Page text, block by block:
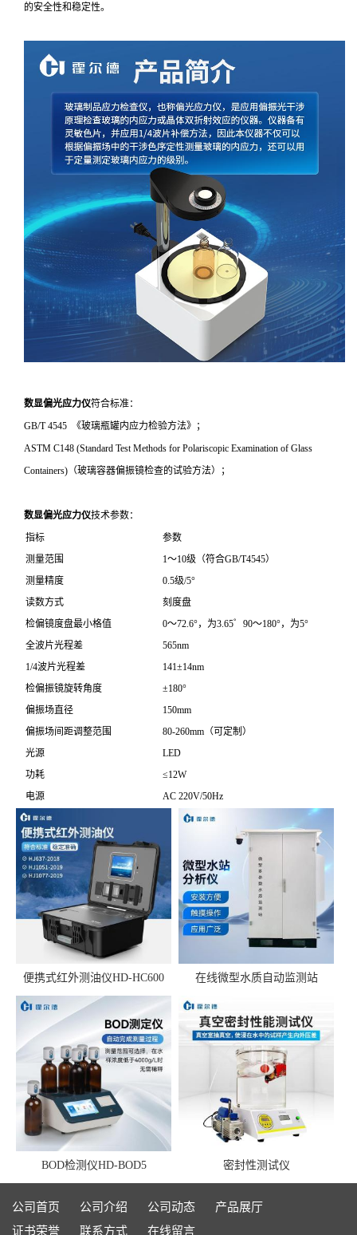
的安全性和稳定性。
数显偏光应力仪符合标准：
GB/T 4545 《玻璃瓶罐内应力检验方法》；
ASTM C148 (Standard Test Methods for Polariscopic Examination of Glass
Containers)（玻璃容器偏振镜检查的试验方法）；
数显偏光应力仪技术参数：
指标
参数
测量范围
1～10级（符合GB/T4545）
测量精度
0.5级/5°
读数方式
刻度盘
检偏镜度盘最小格值
0～72.6°，为3.65゜90～180°，为5°
全波片光程差
565nm
1/4波片光程差
141±14nm
检偏振镜旋转角度
±180°
偏振场直径
150mm
偏振场间距调整范围
80-260mm（可定制）
光源
LED
功耗
≤12W
电源
AC 220V/50Hz
便携式红外测油仪HD-HC600 在线微型水质自动监测站
BOD检测仪HD-BOD5 密封性测试仪
公司首页 公司介绍 公司动态
产品展厅
证书荣誉
联系方式 在线留言